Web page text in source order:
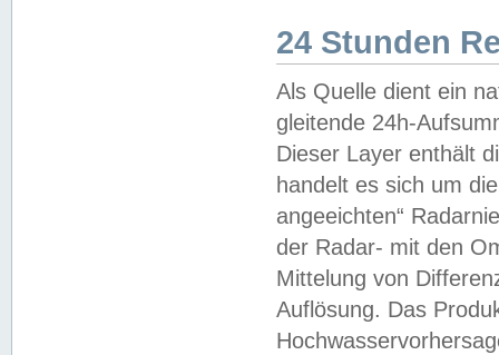
24 Stunden
Als Quelle dient ein
gleitende 24h-
Dieser Layer enthält
handelt es sich um
angeeichten“
der Radar- mit den
Mittelung von
Auflösung. Das